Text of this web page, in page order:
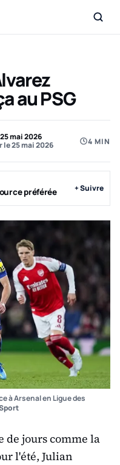
au PSG
mai 2026
le 25 mai 2026
4 MIN
préférée + Suivre
à Arsenal en Ligue des
de jours comme la
l'été, Julian